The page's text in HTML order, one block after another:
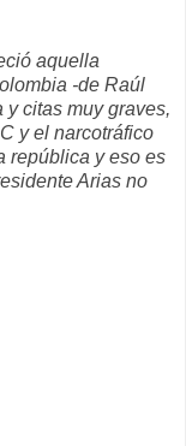
aquella
-de Raúl
citas muy graves,
y el narcotráfico
república y eso es
Arias no